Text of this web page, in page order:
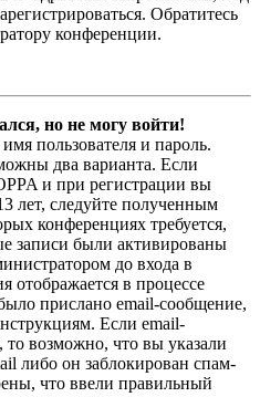
Обратитесь
конференции.
но не могу войти!
пользователя и пароль.
два варианта. Если
и при регистрации вы
лет, следуйте полученным
конференциях требуется,
записи были активированы
до входа в
отображается в процессе
прислано email-сообщение,
Если email-
возможно, что вы указали
либо он заблокирован спам-
что ввели правильный